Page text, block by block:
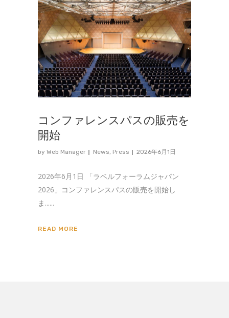
コンファレンスパスの販売を
開始
by Web Manager News, Press 2026年6月1日
2026年6月1日 「ラベルフォーラムジャパン
2026」コンファレンスパスの販売を開始し
ま......
READ MORE